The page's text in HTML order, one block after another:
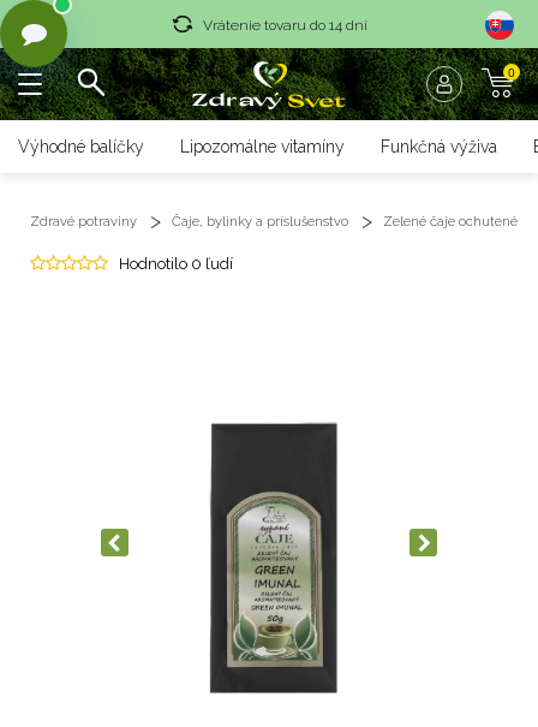
Vrátenie tovaru do 14 dní
Rýchle dodanie <36 hod
Rýchle dodanie <36 hod
0
Výhodné balíčky Lipozomálne vitamíny Funkčná výživa
Zdravé potraviny Čaje, bylinky a príslušenstvo Zelené čaje ochutené
Hodnotilo 0 ľudí